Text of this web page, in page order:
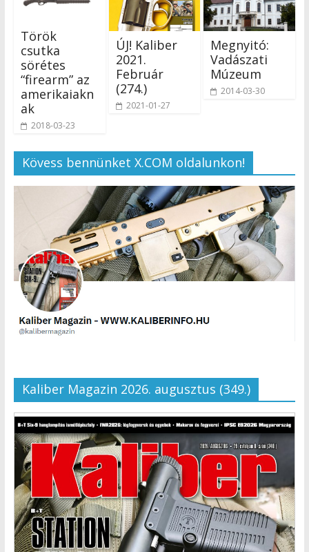
Török
csutka
sörétes
“firearm” az
amerikaiakn
ak
2018-03-23
ÚJ! Kaliber
2021.
Február
(274.)
2021-01-27
Megnyitó:
Vadászati
Múzeum
2014-03-30
Kövess bennünket X.COM oldalunkon!
Kaliber Magazin 2026. augusztus (349.)